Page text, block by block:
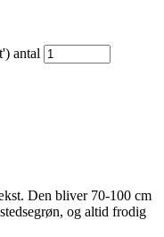
antal
Den bliver 70-100 cm
og altid frodig